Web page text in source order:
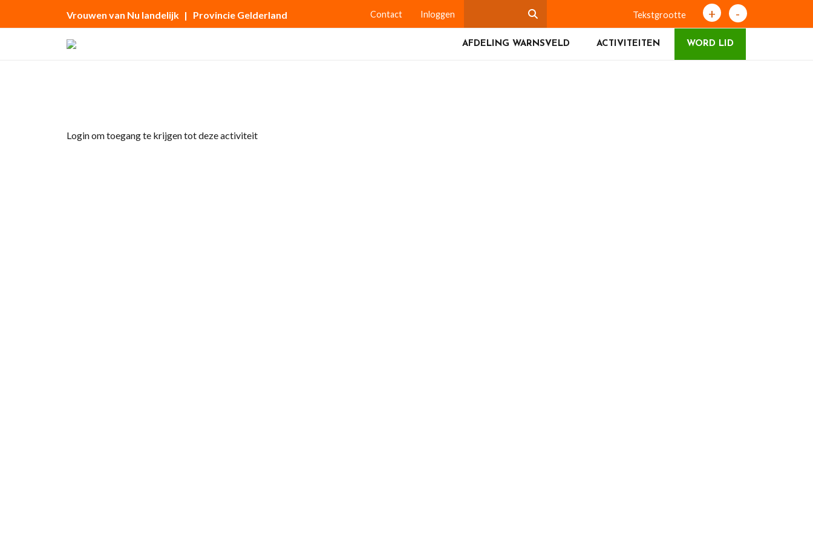
Vrouwen van Nu landelijk | Provincie Gelderland Contact Inloggen Tekstgrootte + -
AFDELING WARNSVELD ACTIVITEITEN WORD LID
Login om toegang te krijgen tot deze activiteit